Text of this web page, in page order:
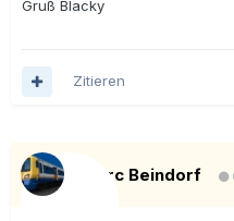
Gruß Blacky
Zitieren
Marc Beindorf